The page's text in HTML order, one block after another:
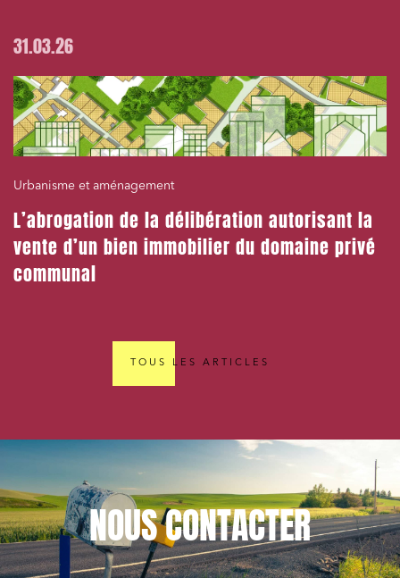
31.03.26
Urbanisme et aménagement
L’abrogation de la délibération autorisant la
vente d’un bien immobilier du domaine privé
communal
TOUS LES ARTICLES
NOUSCONTACTER